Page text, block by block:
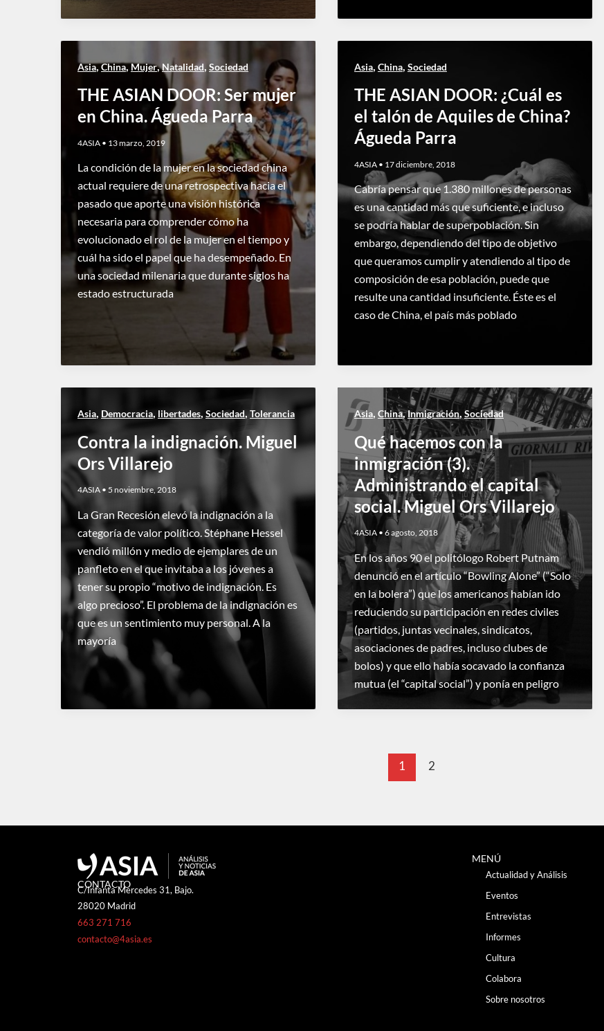
Asia,China,Mujer,Natalidad Sociedad
THE ASIAN DOOR: Ser mujer
en China. Águeda Parra
4ASIA • 13 marzo, 2019
La condición de la mujer en la sociedad china
actual requiere de una retrospectiva hacia el
pasado que aporte una visión histórica
necesaria para comprender cómo ha
evolucionado el rol de la mujer en el tiempo y
cuál ha sido el papel que ha desempeñado. En
una sociedad milenaria que durante siglos ha
estado estructurada
Asia, China, Sociedad
THE ASIAN DOOR: ¿Cuál es
el talón de Aquiles de China?
Águeda Parra
4ASIA • 17 diciembre, 2018
Cabría pensar que 1.380 millones de personas
es una cantidad más que suficiente, e incluso
se podría hablar de superpoblación. Sin
embargo, dependiendo del tipo de objetivo
que queramos cumplir y atendiendo al tipo de
composición de esa población, puede que
resulte una cantidad insuficiente. Éste es el
caso de China, el país más poblado
Asia, Democracia, libertades, Sociedad,Tolerancia
Contra la indignación. Miguel
Ors Villarejo
4ASIA • 5 noviembre, 2018
La Gran Recesión elevó la indignación a la
categoría de valor político. Stéphane Hessel
vendió millón y medio de ejemplares de un
panfleto en el que invitaba a los jóvenes a
tener su propio “motivo de indignación. Es
algo precioso”. El problema de la indignación es
que es un sentimiento muy personal. A la
mayoría
Asia, China,Inmigración, Sociedad
Qué hacemos con la
inmigración (3).
Administrando el capital
social. Miguel Ors Villarejo
4ASIA • 6 agosto, 2018
En los años 90 el politólogo Robert Putnam
denunció en el artículo “Bowling Alone” (“Solo
en la bolera”) que los americanos habían ido
reduciendo su participación en redes civiles
(partidos, juntas vecinales, sindicatos,
asociaciones de padres, incluso clubes de
bolos) y que ello había socavado la confianza
mutua (el “capital social”) y ponía en peligro
1 2
CONTACTO
C/Infanta Mercedes 31, Bajo.
28020 Madrid
663 271 716
contacto@4asia.es
MENÚ
Actualidad y Análisis
Eventos
Entrevistas
Informes
Cultura
Colabora
Sobre nosotros